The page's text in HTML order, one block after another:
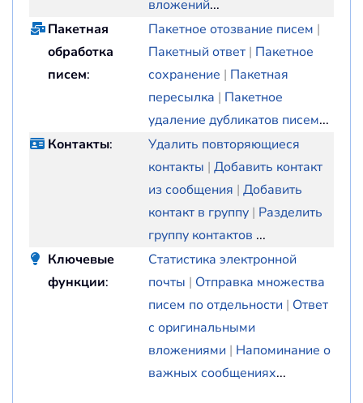
вложений...
Пакетная
обработка
писем:
Пакетное отозвание писем |
Пакетный ответ | Пакетное
сохранение | Пакетная
пересылка | Пакетное
удаление дубликатов писем...
Контакты:
Удалить повторяющиеся
контакты | Добавить контакт
из сообщения | Добавить
контакт в группу | Разделить
группу контактов ...
Ключевые
функции:
Статистика электронной
почты | Отправка множества
писем по отдельности | Ответ
с оригинальными
вложениями | Напоминание о
важных сообщениях...